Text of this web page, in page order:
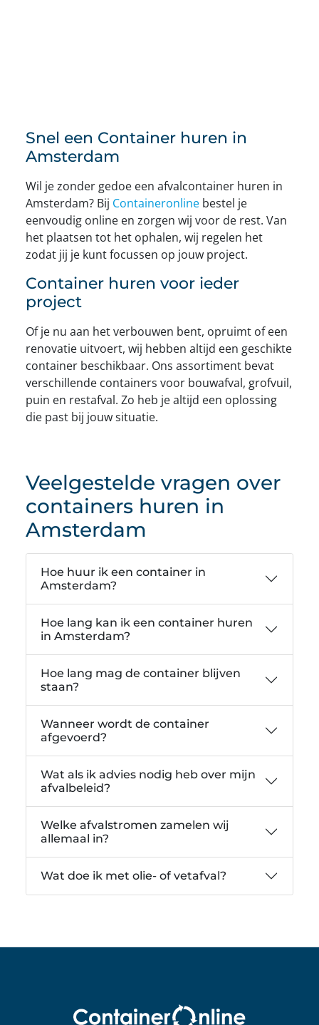
Snel een Container huren in
Amsterdam
Wil je zonder gedoe een afvalcontainer huren in
Amsterdam? Bij Containeronline bestel je
eenvoudig online en zorgen wij voor de rest. Van
het plaatsen tot het ophalen, wij regelen het
zodat jij je kunt focussen op jouw project.
Container huren voor ieder
project
Of je nu aan het verbouwen bent, opruimt of een
renovatie uitvoert, wij hebben altijd een geschikte
container beschikbaar. Ons assortiment bevat
verschillende containers voor bouwafval, grofvuil,
puin en restafval. Zo heb je altijd een oplossing
die past bij jouw situatie.
Veelgestelde vragen over
containers huren in
Amsterdam
Hoe huur ik een container in
Amsterdam?
Hoe lang kan ik een container huren
in Amsterdam?
Hoe lang mag de container blijven
staan?
Wanneer wordt de container
afgevoerd?
Wat als ik advies nodig heb over mijn
afvalbeleid?
Welke afvalstromen zamelen wij
allemaal in?
Wat doe ik met olie- of vetafval?